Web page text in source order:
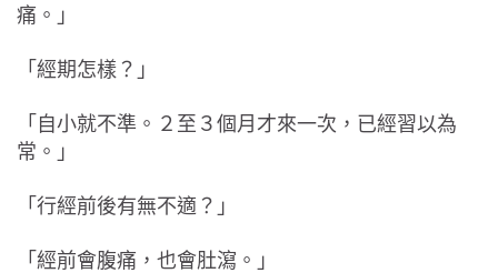
痛。」
「經期怎樣？」
「自小就不準。２至３個月才來一次，已經習以為
常。」
「行經前後有無不適？」
「經前會腹痛，也會肚瀉。」